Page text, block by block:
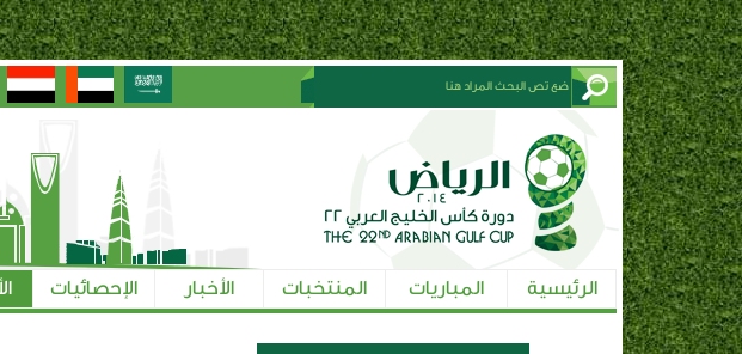
الرئيسية المباريات المنتخبات الأخبار الإحصائيات